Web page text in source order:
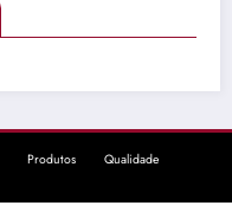
Produtos Qualidade